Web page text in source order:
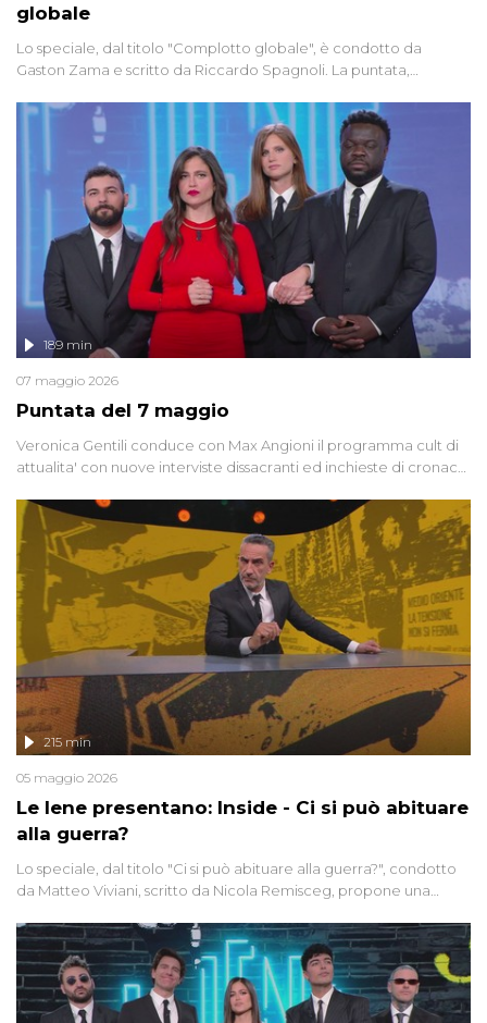
globale
Lo speciale, dal titolo "Complotto globale", è condotto da
Gaston Zama e scritto da Riccardo Spagnoli. La puntata,
racconta l'universo delle narrazioni alternative, dei sospetti
globali e del complottismo che negli ultimi anni hanno invaso
social network, talk show, piazze digitali e immaginario collettivo.
Puntata del 7 maggio
189 min
07 maggio 2026
Veronica Gentili conduce con Max Angioni il programma cult di
attualita' con nuove interviste dissacranti ed inchieste di cronaca
Le Iene presentano: Inside - Ci si può abituare
alla guerra?
215 min
05 maggio 2026
Lo speciale, dal titolo "Ci si può abituare alla guerra?", condotto
da Matteo Viviani, scritto da Nicola Remisceg, propone una
di settore - su quanto la guerra sia diventata una realtà pervasiva.
Anche se l'Italia non è direttamente coinvolta in conflitti armati, il
contesto globale rende impossibile considerarla un fenomeno
lontano.